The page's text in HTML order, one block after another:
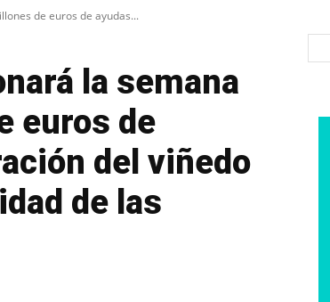
de euros de ayudas...
la semana
euros de
del viñedo
de las